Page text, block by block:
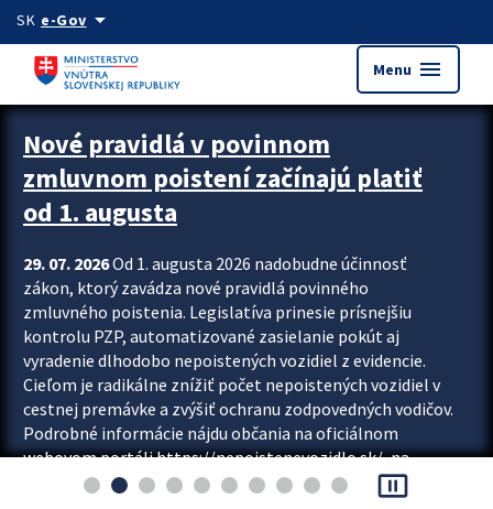
Preskocit na hlavný obsah
SK e-Govarrow_drop_down
Menu menu
Zastavit automatický posun upútavok
Nové pravidlá v povinnom
zmluvnom poistení začínajú platiť
od 1. augusta
29. 07. 2026Od 1. augusta 2026 nadobudne účinnosť
zákon, ktorý zavádza nové pravidlá povinného
zmluvného poistenia. Legislatíva prinesie prísnejšiu
kontrolu PZP, automatizované zasielanie pokút aj
vyradenie dlhodobo nepoistených vozidiel z evidencie.
Cieľom je radikálne znížiť počet nepoistených vozidiel v
cestnej premávke a zvýšiť ochranu zodpovedných vodičov.
Podrobné informácie nájdu občania na oficiálnom
webovom portáli https://nepoistenevozidlo.sk/, na
ktorom od augusta pribudne aj možnosť overiť si...
pause_presentation